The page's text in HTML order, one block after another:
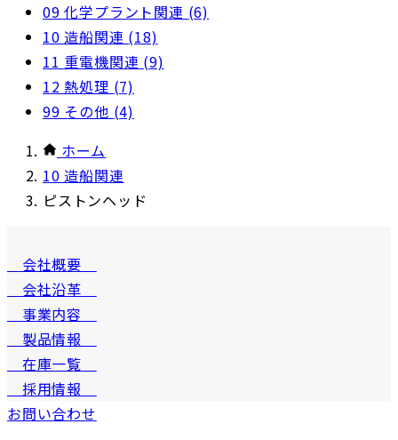
09 化学プラント関連 (6)
10 造船関連 (18)
11 重電機関連 (9)
12 熱処理 (7)
99 その他 (4)
ホーム
10 造船関連
ピストンヘッド
会社概要
会社沿革
事業内容
製品情報
在庫一覧
採用情報
お問い合わせ